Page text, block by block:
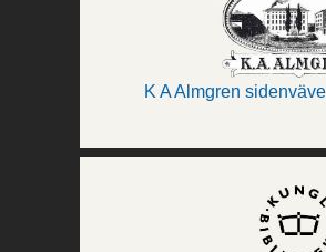
K A Almgren